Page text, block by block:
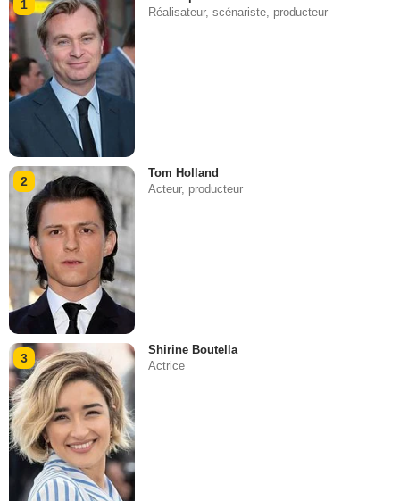
1
Réalisateur, scénariste, producteur
2
Tom Holland
Acteur, producteur
3
Shirine Boutella
Actrice